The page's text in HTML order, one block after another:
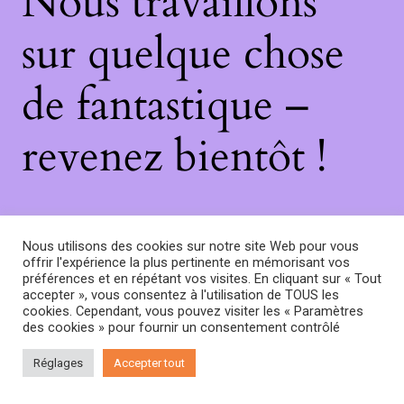
sur quelque chose
de fantastique –
revenez bientôt !
Nous utilisons des cookies sur notre site Web pour vous
offrir l'expérience la plus pertinente en mémorisant vos
préférences et en répétant vos visites. En cliquant sur « Tout
accepter », vous consentez à l'utilisation de TOUS les
cookies. Cependant, vous pouvez visiter les « Paramètres
des cookies » pour fournir un consentement contrôlé
Réglages Accepter tout